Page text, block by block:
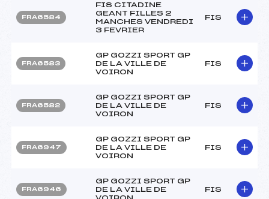
FRA6584
FIS CITADINE
GEANT FILLES 2
MANCHES VENDREDI
3 FEVRIER
FIS
FRA6583
GP GOZZI SPORT GP
DE LA VILLE DE
VOIRON
FIS
FRA6582
GP GOZZI SPORT GP
DE LA VILLE DE
VOIRON
FIS
FRA6947
GP GOZZI SPORT GP
DE LA VILLE DE
VOIRON
FIS
FRA6946
GP GOZZI SPORT GP
DE LA VILLE DE
VOIRON
FIS